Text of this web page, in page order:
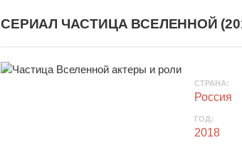
СЕРИАЛ ЧАСТИЦА ВСЕЛЕННОЙ (
СТРАНА:
Россия
ГОД:
2018